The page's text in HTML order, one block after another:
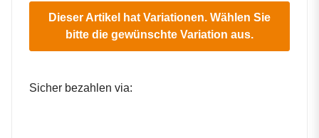
Dieser Artikel hat Variationen. Wählen Sie
bitte die gewünschte Variation aus.
Sicher bezahlen via: